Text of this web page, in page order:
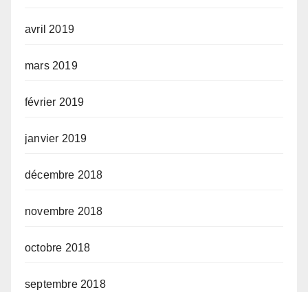
avril 2019
mars 2019
février 2019
janvier 2019
décembre 2018
novembre 2018
octobre 2018
septembre 2018